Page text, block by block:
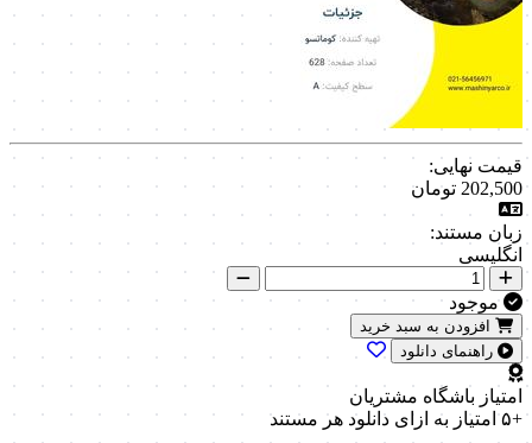
قیمت نهایی:
202,500 تومان
زبان مستند:
انگلیسی
موجود
افزودن به سبد خرید
راهنمای دانلود
امتیاز باشگاه مشتریان
+۵ امتیاز
به ازای دانلود هر مستند